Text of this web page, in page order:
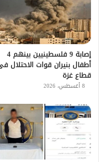
إصابة 9 فلسطينيين بينهم 4
أطفال بنيران قوات الاحتلال
قطاع غزة
8 أغسطس، 2026